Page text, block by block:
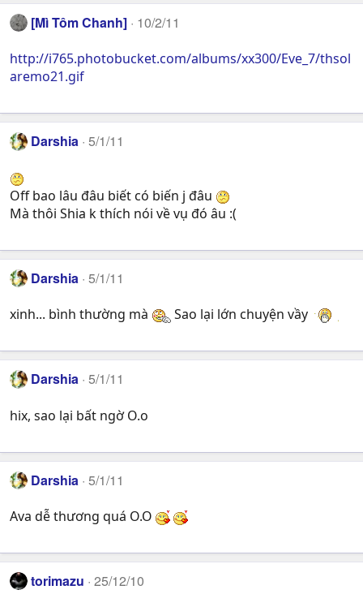
[Mì Tôm Chanh] 10/2/11
http://i765.photobucket.com/albums/xx300/Eve_7/thsol
aremo21.gif
Darshia 5/1/11
Off bao lâu đâu biết có biến j đâu
Mà thôi Shia k thích nói về vụ đó âu :(
Darshia 5/1/11
xinh... bình thường mà Sao lại lớn chuyện vầy
Darshia 5/1/11
hix, sao lại bất ngờ O.o
Darshia 5/1/11
Ava dễ thương quá O.O
torimazu 25/12/10